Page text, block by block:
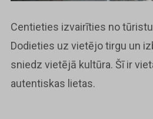
Centieties izvairīties no
Dodieties uz vietējo tirgu un
sniedz vietējā kultūra. Šī ir
autentiskas lietas.